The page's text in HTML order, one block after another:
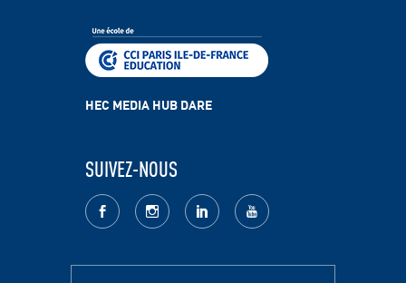
HEC MEDIA HUB DARE
SUIVEZ-NOUS
facebook Instagram LinkedIn youtube